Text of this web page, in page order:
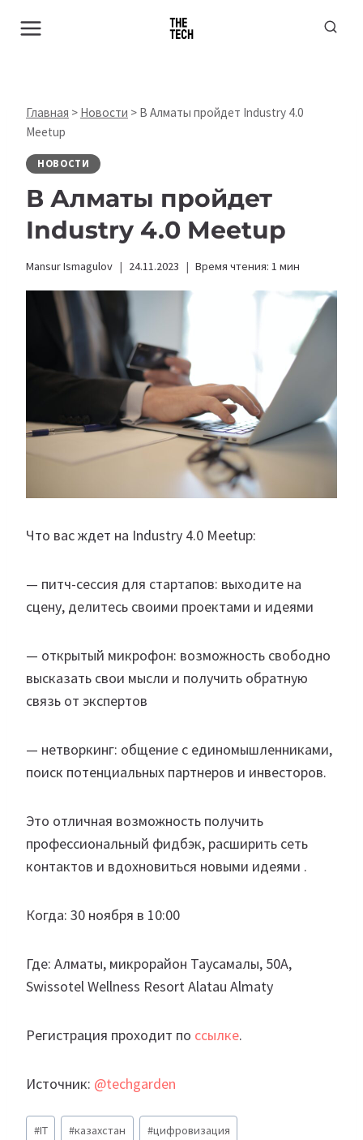
Главная > Новости > В Алматы пройдет Industry 4.0
Meetup
НОВОСТИ
В Алматы пройдет
Industry 4.0 Meetup
Mansur Ismagulov 24.11.2023 Время чтения: 1 мин
Что вас ждет на Industry 4.0 Meetup:
— питч-сессия для стартапов: выходите на
сцену, делитесь своими проектами и идеями
— открытый микрофон: возможность свободно
высказать свои мысли и получить обратную
связь от экспертов
— нетворкинг: общение с единомышленниками,
поиск потенциальных партнеров и инвесторов.
Это отличная возможность получить
профессиональный фидбэк, расширить сеть
контактов и вдохновиться новыми идеями .
Когда: 30 ноября в 10:00
Где: Алматы, микрорайон Таусамалы, 50А,
Swissotel Wellness Resort Alatau Almaty
Регистрация проходит по ссылке.
Источник: @techgarden
Метки
#IT #казахстан #цифровизация